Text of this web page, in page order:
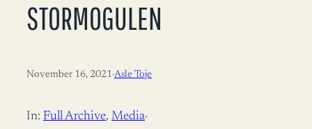
STORMOGULEN
November 16, 2021·Asle Toje
In: Full Archive, Media·